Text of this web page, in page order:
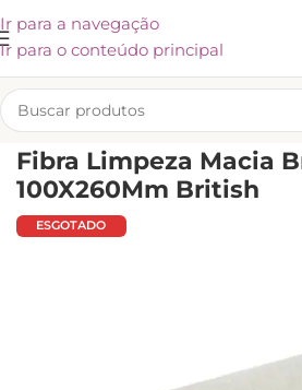
Ir para a navegação
Ir para o conteúdo principal
INÍCIO/UTENSÍLIOS E ACESSÓRIOS/OUTROS
Fibra Limpeza Macia
100X260Mm British
ESGOTADO